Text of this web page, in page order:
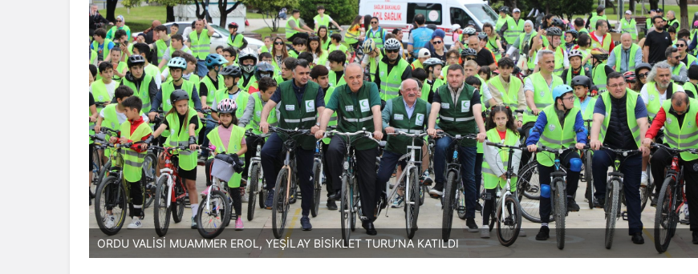
ORDU VALİSİ MUAMMER EROL, YEŞİLAY BİSİKLET TURU’NA KATILDI